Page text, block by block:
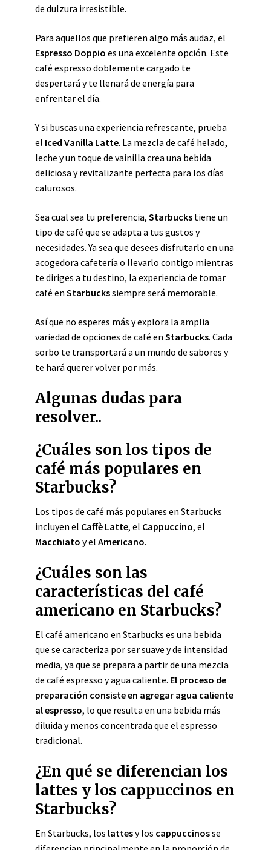
de dulzura irresistible.
Para aquellos que prefieren algo más audaz, el
Espresso Doppio es una excelente opción. Este
café espresso doblemente cargado te
despertará y te llenará de energía para
enfrentar el día.
Y si buscas una experiencia refrescante, prueba
el Iced Vanilla Latte. La mezcla de café helado,
leche y un toque de vainilla crea una bebida
deliciosa y revitalizante perfecta para los días
calurosos.
Sea cual sea tu preferencia, Starbucks tiene un
tipo de café que se adapta a tus gustos y
necesidades. Ya sea que desees disfrutarlo en una
acogedora cafetería o llevarlo contigo mientras
te diriges a tu destino, la experiencia de tomar
café en Starbuckssiempre será memorable.
Así que no esperes más y explora la amplia
variedad de opciones de café en Starbucks. Cada
sorbo te transportará a un mundo de sabores y
te hará querer volver por más.
Algunas dudas para
resolver..
¿Cuáles son los tipos de
café más populares en
Starbucks?
Los tipos de café más populares en Starbucks
incluyen el Caffè Latte, el Cappuccino, el
Macchiato y el Americano.
¿Cuáles son las
características del café
americano en Starbucks?
El café americano en Starbucks es una bebida
que se caracteriza por ser suave y de intensidad
media, ya que se prepara a partir de una mezcla
de café espresso y agua caliente. El proceso de
preparación consiste en agregar agua caliente
al espresso, lo que resulta en una bebida más
diluida y menos concentrada que el espresso
tradicional.
¿En qué se diferencian los
lattes y los cappuccinos en
Starbucks?
En Starbucks, los lattesy los cappuccinosse